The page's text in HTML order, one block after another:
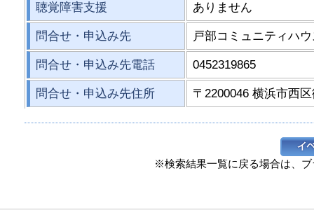
聴覚障害支援 ありません
問合せ・申込み先 戸部コミュニティハ
問合せ・申込み先電話 0452319865
問合せ・申込み先住所 〒2200046 横浜市西
※検索結果一覧に戻る場合は、